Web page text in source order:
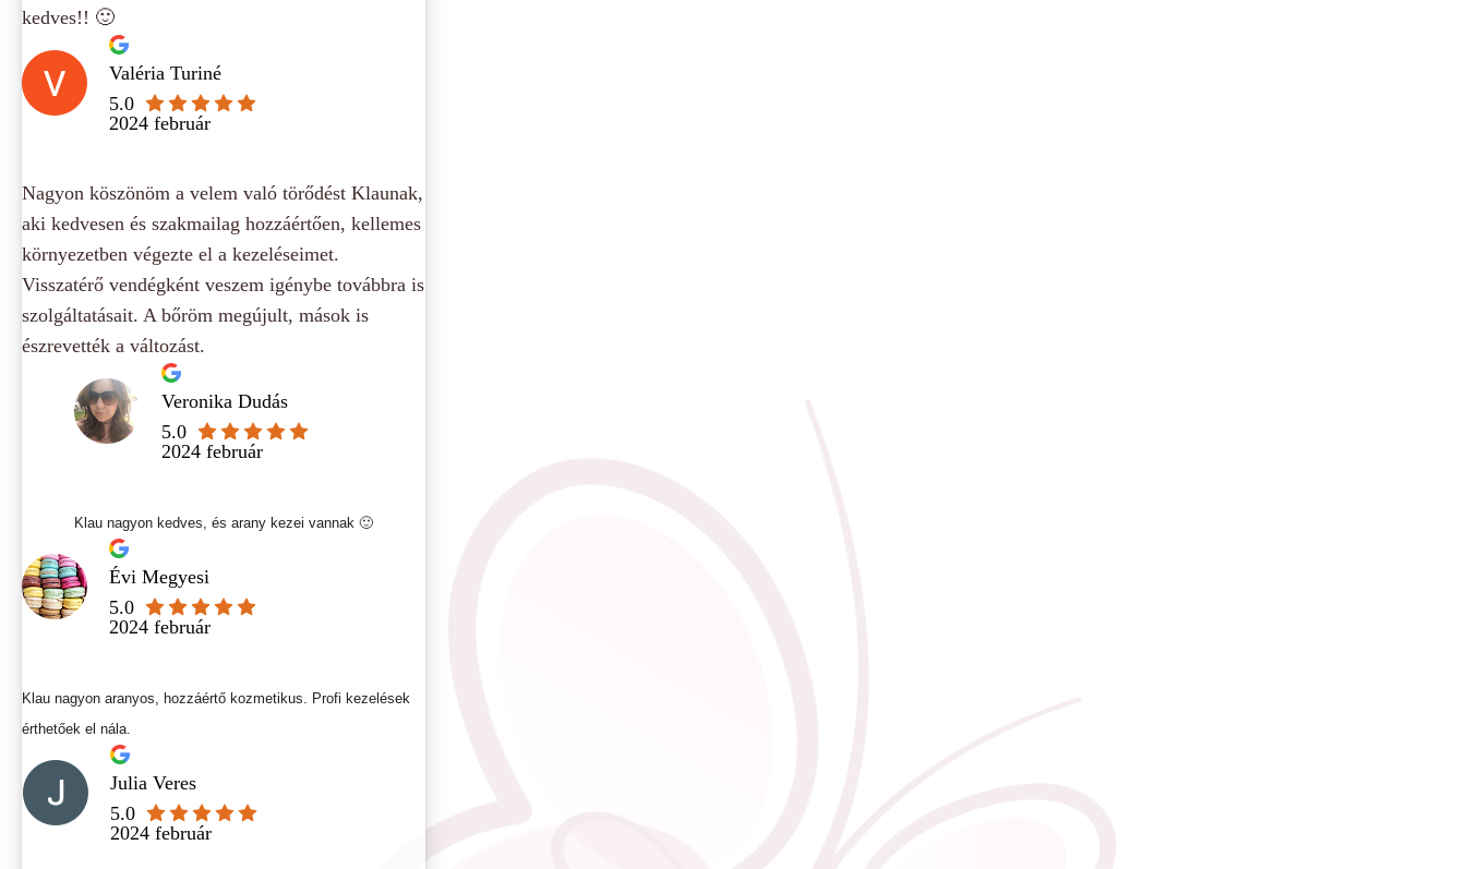
kedves!! 🙂
Valéria Turiné
5.0
2024 február
Nagyon köszönöm a velem való törődést Klaunak,
aki kedvesen és szakmailag hozzáértően, kellemes
környezetben végezte el a kezeléseimet.
Visszatérő vendégként veszem igénybe továbbra is
szolgáltatásait. A bőröm megújult, mások is
észrevették a változást.
Veronika Dudás
5.0
2024 február
Klau nagyon kedves, és arany kezei vannak 🙂
Évi Megyesi
5.0
2024 február
Klau nagyon aranyos, hozzáértő kozmetikus. Profi kezelések
érthetőek el nála.
Julia Veres
5.0
2024 február